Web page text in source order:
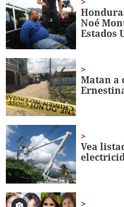
seconds
Noé
Estados
Matan a
Vea